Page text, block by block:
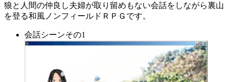
狼と人間の仲良し夫婦が取り留めもない会話をしながら裏山
を登る和風ノンフィールドＲＰＧです。
会話シーンその1